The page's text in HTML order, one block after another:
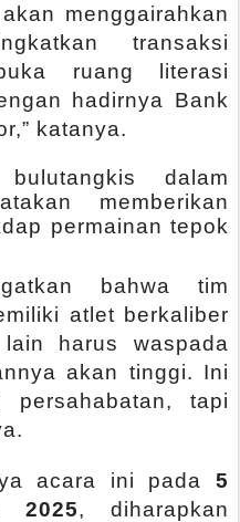
menggairahkan
transaksi
ruang literasi
hadirnya Bank
katanya.
dalam
memberikan
permainan tepok
bahwa tim
atlet berkaliber
harus waspada
akan tinggi. Ini
tapi
acara ini pada 5
2025, diharapkan